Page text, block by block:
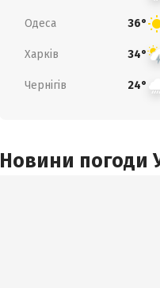
Одеса 36°
Харків 34°
Чернігів 24°
Новини погоди